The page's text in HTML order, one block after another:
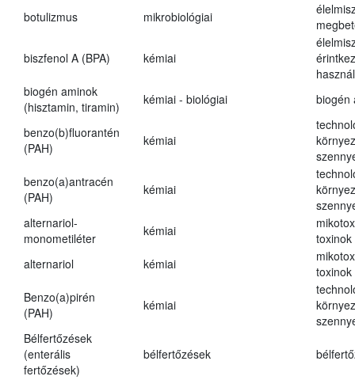
botulizmus
mikrobiológiai
biszfenol A (BPA) kémiai
biogén aminok
(hisztamin, tiramin)
kémiai - biológiai biogén
benzo(b)fluorantén
(PAH)
kémiai
benzo(a)antracén
(PAH)
kémiai
alternariol-
monometiléter
kémiai
toxinok
alternariol
kémiai
toxinok
Benzo(a)pirén
(PAH)
kémiai
Bélfertőzések
(enterális
fertőzések)
bélfertőzések